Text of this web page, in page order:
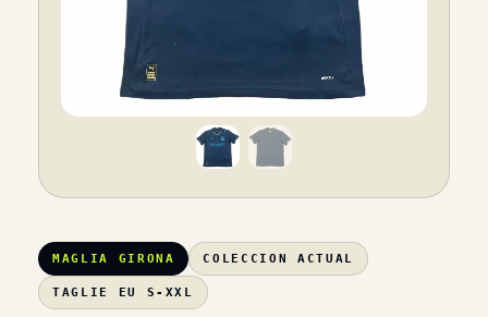
MAGLIA GIRONA COLECCION ACTUAL
TAGLIE EU S-XXL